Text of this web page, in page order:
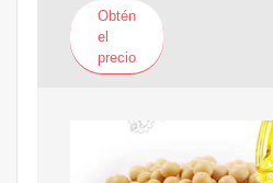
Obtén
el
precio